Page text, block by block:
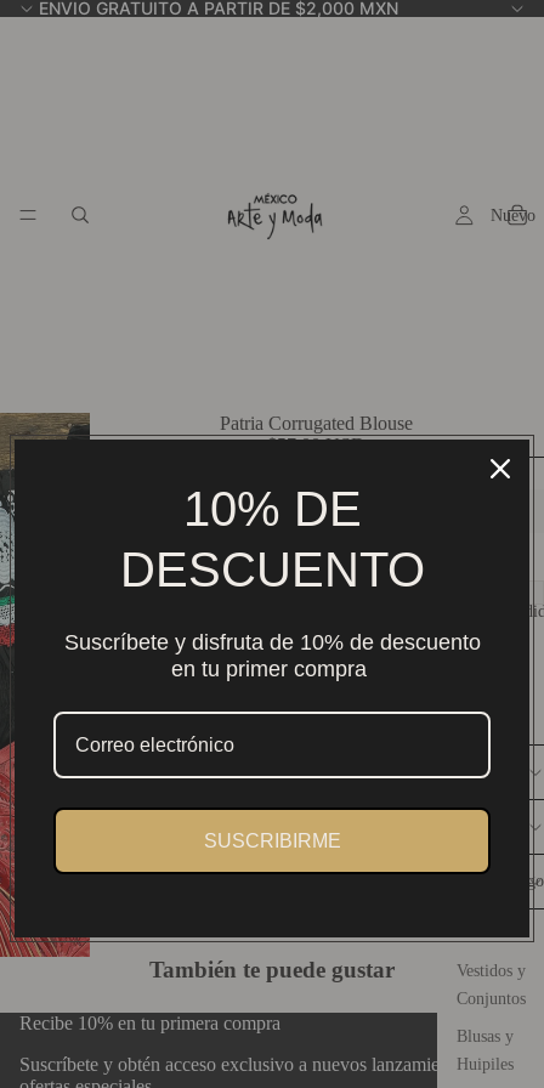
ENVIO GRATUITO A PARTIR DE $2,000 MXN
Nuevo
Más
Catálogo
Vestidos y
Conjuntos
Blusas y
Huipiles
Patria Corrugated Blouse
$57.00 USD
ADD TO CART
Envío nacional $159. Gratis desde $2,000 MXN.
Compra 100% segura y protegida
Auténtico arte textil mexicano.
DESCRIPCIÓN
También te puede gustar
Recibe 10% en tu primera compra
Suscríbete y obtén acceso exclusivo a nuevos lanzamientos y
10% DE
DESCUENTO
Suscríbete y disfruta de 10% de descuento
en tu primer compra
SUSCRIBIRME